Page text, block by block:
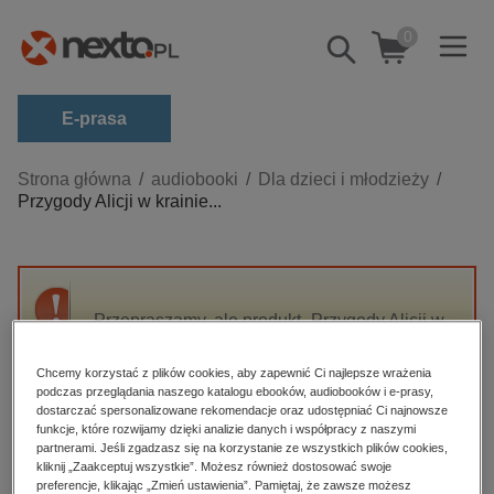
Pokaż/schowaj
wyszukiwarkę
0
E-prasa
Kategorie
Zobacz wszystkie E-prasa
budownictwo, aranżacja wnętrz
darmowe wydania
edukacja
hobby, sport, rozrywka
komputery, internet, technologie, informatyka
Strona główna audiobooki
Dla dzieci i młodzieży
Przygody Alicji w krainie...
Przepraszamy, ale produkt „Przygody Alicji w
High-contrast mode
Polecane
Chcemy korzystać z plików cookies, aby zapewnić Ci najlepsze wrażenia
podczas przeglądania naszego katalogu ebooków, audiobooków i e-prasy,
dostarczać spersonalizowane rekomendacje oraz udostępniać Ci najnowsze
funkcje, które rozwijamy dzięki analizie danych i współpracy z naszymi
partnerami. Jeśli zgadzasz się na korzystanie ze wszystkich plików cookies,
kliknij „Zaakceptuj wszystkie”. Możesz również dostosować swoje
preferencje, klikając „Zmień ustawienia”. Pamiętaj, że zawsze możesz